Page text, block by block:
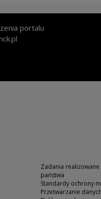
portalu
Zadania
państwa
Standardy ochrony
Przetwarzanie